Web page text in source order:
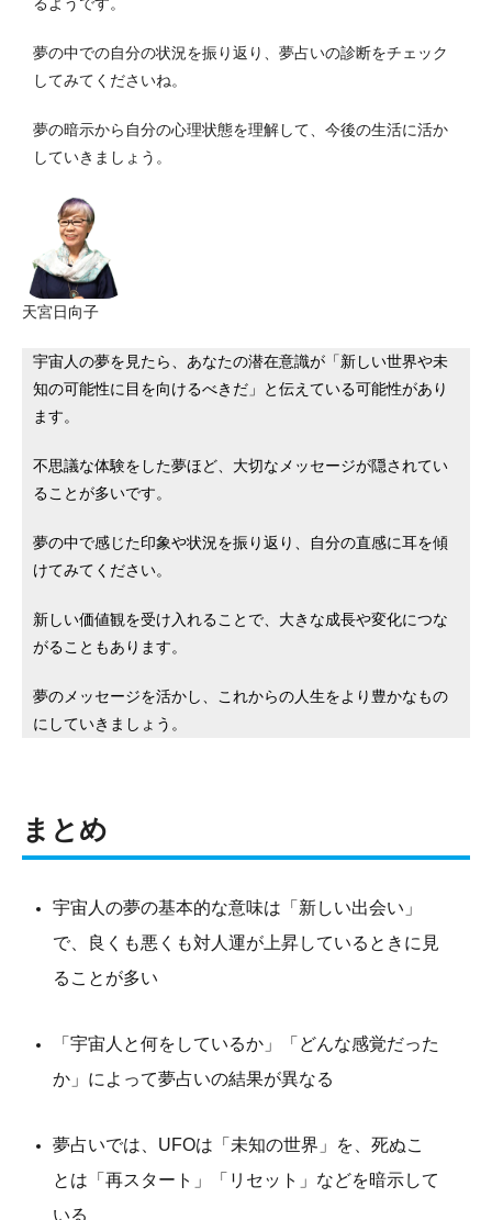
るようです。
夢の中での自分の状況を振り返り、夢占いの診断をチェック
してみてくださいね。
夢の暗示から自分の心理状態を理解して、今後の生活に活か
していきましょう。
天宮日向子
宇宙人の夢を見たら、あなたの潜在意識が「新しい世界や未
知の可能性に目を向けるべきだ」と伝えている可能性があり
ます。
不思議な体験をした夢ほど、大切なメッセージが隠されてい
ることが多いです。
夢の中で感じた印象や状況を振り返り、自分の直感に耳を傾
けてみてください。
新しい価値観を受け入れることで、大きな成長や変化につな
がることもあります。
夢のメッセージを活かし、これからの人生をより豊かなもの
にしていきましょう。
まとめ
宇宙人の夢の基本的な意味は「新しい出会い」
で、良くも悪くも対人運が上昇しているときに見
ることが多い
「宇宙人と何をしているか」「どんな感覚だった
か」によって夢占いの結果が異なる
夢占いでは、UFOは「未知の世界」を、死ぬこ
とは「再スタート」「リセット」などを暗示して
いる